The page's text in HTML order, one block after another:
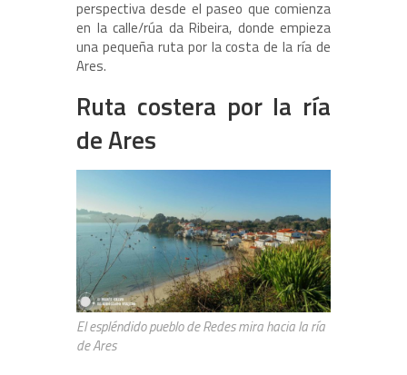
perspectiva desde el paseo que comienza
en la calle/rúa da Ribeira, donde empieza
una pequeña ruta por la costa de la ría de
Ares.
Ruta costera por la ría
de Ares
El espléndido pueblo de Redes mira hacia la ría
de Ares